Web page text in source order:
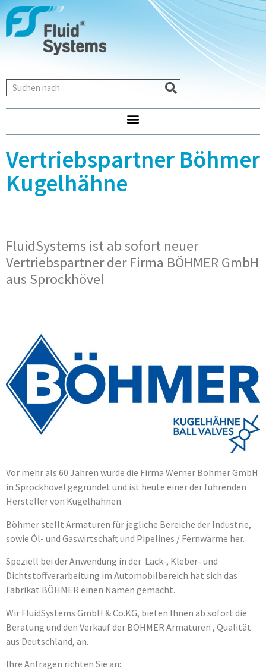
Vertriebspartner Böhmer
Kugelhähne
FluidSystems ist ab sofort neuer
Vertriebspartner der Firma BÖHMER GmbH
aus Sprockhövel
Vor mehr als 60 Jahren wurde die Firma Werner Böhmer GmbH
in Sprockhövel gegründet und ist heute einer der führenden
Hersteller von Kugelhähnen.
Böhmer stellt Armaturen für jegliche Bereiche der Industrie,
sowie Öl- und Gaswirtschaft und Pipelines / Fernwärme her.
Speziell bei der Anwendung in der Lack-, Kleber- und
Dichtstoffverarbeitung im Automobilbereich hat sich das
Fabrikat BÖHMER einen Namen gemacht.
Wir FluidSystems GmbH & Co.KG, bieten Ihnen ab sofort die
Beratung und den Verkauf der BÖHMER Armaturen , Qualität
aus Deutschland, an.
Ihre Anfragen richten Sie an: